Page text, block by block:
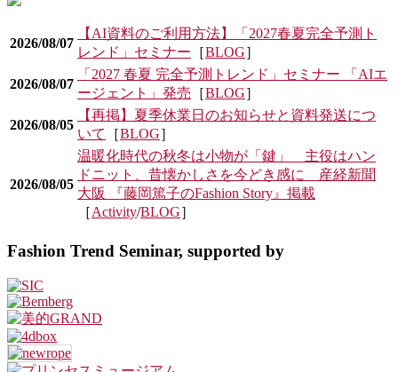
2026/08/07
【AI資料のご利用方法】「2027春夏完全予測ト
レンド」セミナー ［BLOG］
2026/08/07
「2027 春夏 完全予測トレンド」セミナー 「AIエ
ージェント」発売 ［BLOG］
2026/08/05
【再掲】夏季休業日のお知らせと資料発送につ
いて
［BLOG］
2026/08/05
温暖化時代の秋冬は小物が「鍵」 主役はハン
ドニット、昔懐かしさを今どき感に 産経新聞
大阪 『藤岡篤子のFashion Story』掲載
［Activity/BLOG］
Fashion Trend Seminar, supported by